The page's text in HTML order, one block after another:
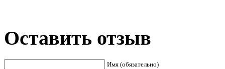
Оставить отзыв
Имя (обязательно)